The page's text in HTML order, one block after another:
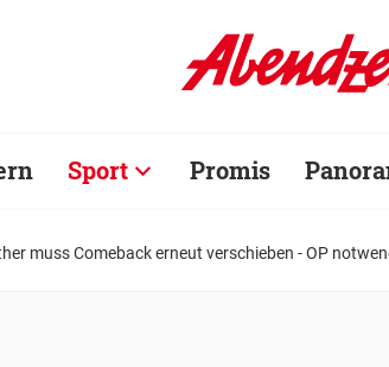
Sport Promis
muss Comeback erneut verschieben - OP